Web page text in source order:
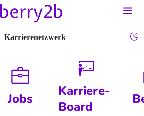
Karrierenetzwerk
Jobs
Karriere-
Board